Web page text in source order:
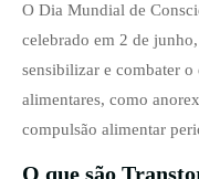
O Dia Mundial de
celebrado em 2 de
sensibilizar e combater
alimentares, como
compulsão alimentar
O que são